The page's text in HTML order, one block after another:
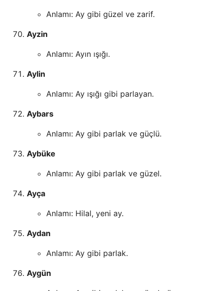
Anlamı: Ay gibi güzel ve zarif.
Ayzin
Anlamı: Ayın ışığı.
Aylin
Anlamı: Ay ışığı gibi parlayan.
Aybars
Anlamı: Ay gibi parlak ve güçlü.
Aybüke
Anlamı: Ay gibi parlak ve güzel.
Ayça
Anlamı: Hilal, yeni ay.
Aydan
Anlamı: Ay gibi parlak.
Aygün